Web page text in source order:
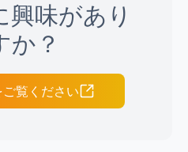
興味があり
か？
覧ください